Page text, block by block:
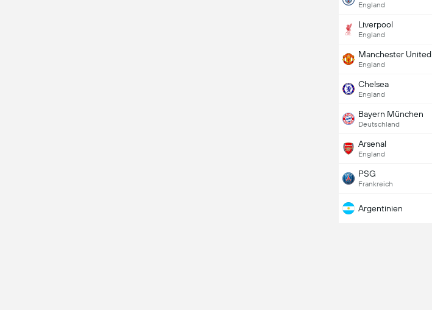
England
Liverpool
England
Manchester United
England
Chelsea
England
Bayern München
Deutschland
Arsenal
England
PSG
Frankreich
Argentinien